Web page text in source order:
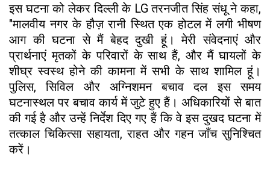
इस घटना को लेकर दिल्ली के LG तरनजीत सिंह संधू ने कहा,
"मालवीय नगर के हौज़ रानी स्थित एक होटल में लगी भीषण
आग की घटना से मैं बेहद दुखी हूं। मेरी संवेदनाएं और
प्रार्थनाएं मृतकों के परिवारों के साथ हैं, और मैं घायलों के
शीघ्र स्वस्थ होने की कामना में सभी के साथ शामिल हूं।
पुलिस, सिविल और अग्निशमन बचाव दल इस समय
घटनास्थल पर बचाव कार्य में जुटे हुए हैं। अधिकारियों से बात
की गई है और उन्हें निर्देश दिए गए हैं कि वे इस दुखद घटना में
तत्काल चिकित्सा सहायता, राहत और गहन जाँच सुनिश्चित
करें।